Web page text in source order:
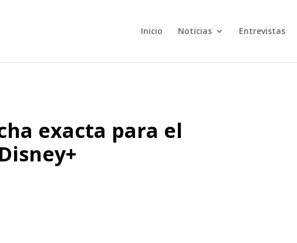
Inicio Noticias Entrevistas
exacta para el